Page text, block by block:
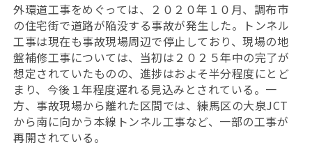
外環道工事をめぐっては、２０２０年１０月、調布市
の住宅街で道路が陥没する事故が発生した。トンネル
工事は現在も事故現場周辺で停止しており、現場の地
盤補修工事については、当初は２０２５年中の完了が
想定されていたものの、進捗はおよそ半分程度にとど
まり、今後１年程度遅れる見込みとされている。一
方、事故現場から離れた区間では、練馬区の大泉JCT
から南に向かう本線トンネル工事など、一部の工事が
再開されている。